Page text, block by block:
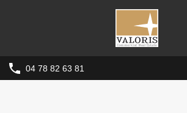
04 78 82 63 81